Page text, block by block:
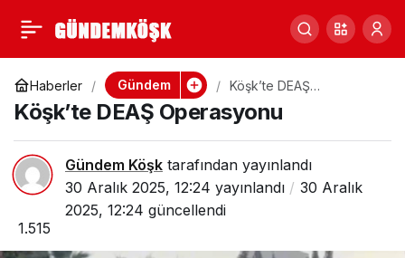
Haberler Gündem
Köşk’te DEAŞ
Köşk’te DEAŞ Operasyonu
Gündem Köşk tarafından yayınlandı
30 Aralık 2025, 12:24 yayınlandı
30 Aralık
2025, 12:24 güncellendi
1.515
Aruman Ailesinin Acı
Günü
0 Paylaş